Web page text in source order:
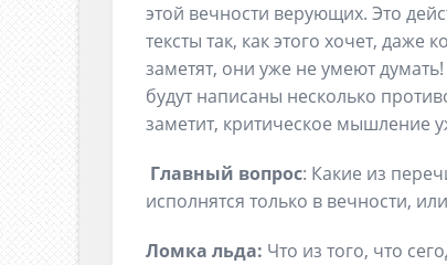
этой вечности верующих. Это
тексты так, как этого хочет, даже
заметят, они уже не умеют
будут написаны несколько
заметит, критическое мышление
Главный вопрос: Какие из
исполнятся только в вечности,
Ломка льда: Что из того, что